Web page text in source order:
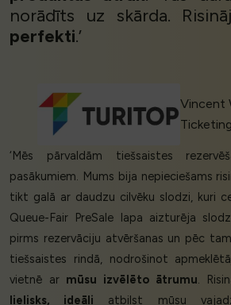
norādīts uz skārda.
perfekti.’
Vincent
‘Mēs pārvaldām tiešsaistes
pasākumiem. Mums bija nepieciešams
tikt galā ar daudzu cilvēku slodzi, kuri
Queue-Fair PreSale lapa aizturēja
pirms rezervāciju atvēršanas un pēc tam
tiešsaistes rindā, nodrošinot
vietnē ar mūsu izvēlēto ātrumu.
lielisks, ideāli atbilst mūsu